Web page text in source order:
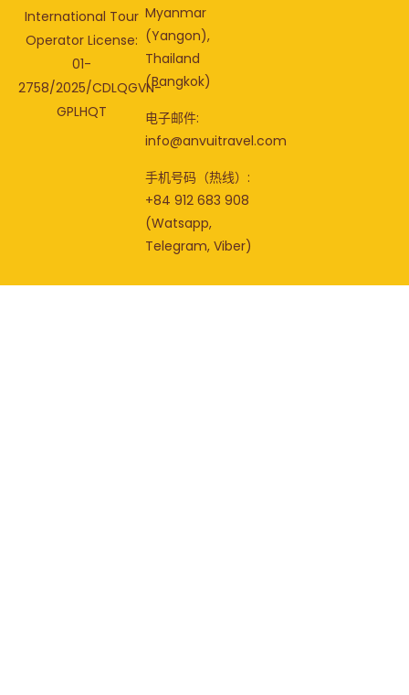
International Tour
Operator License:
01-
2758/2025/CDLQGVN-
GPLHQT
Myanmar
(Yangon),
Thailand
(Bangkok)
电子邮件:
info@anvuitravel.com
手机号码（热线）:
+84 912 683 908
(Watsapp,
Telegram, Viber)